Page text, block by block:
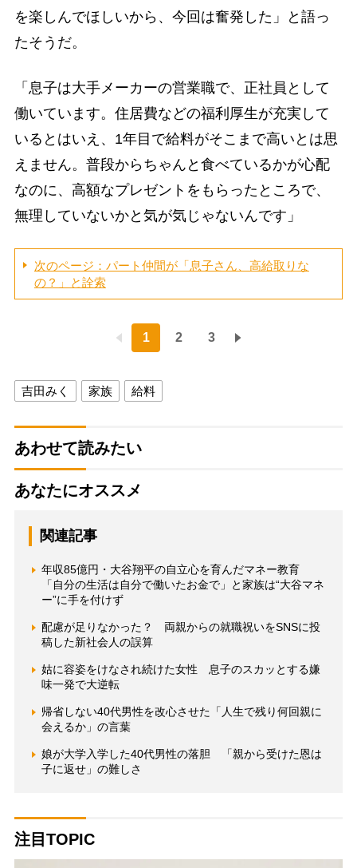
を楽しんでほしいから、今回は奮発した」と語っ
たそうだ。
「息子は大手メーカーの営業職で、正社員として
働いています。住居費などの福利厚生が充実して
いるとはいえ、1年目で給料がそこまで高いとは思
えません。普段からちゃんと食べているかが心配
なのに、高額なプレゼントをもらったところで、
無理していないかと気が気じゃないんです」
次のページ：パート仲間が「息子さん、高給取りな
の？」と詮索
1 2 3
吉田みく 家族 給料
あわせて読みたい
あなたにオススメ
関連記事
年収85億円・大谷翔平の自立心を育んだマネー教育
「自分の生活は自分で働いたお金で」と家族は“大谷マネ
ー”に手を付けず
配慮が足りなかった？ 両親からの就職祝いをSNSに投
稿した新社会人の誤算
姑に容姿をけなされ続けた女性 息子のスカッとする嫌
味一発で大逆転
帰省しない40代男性を改心させた「人生で残り何回親に
会えるか」の言葉
娘が大学入学した40代男性の落胆 「親から受けた恩は
子に返せ」の難しさ
注目TOPIC